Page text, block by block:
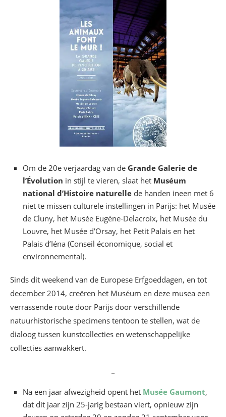
Om de 20e verjaardag van de Grande Galerie de
l’Évolution in stijl te vieren, slaat het Muséum
national d’Histoire naturelle de handen ineen met 6
niet te missen culturele instellingen in Parijs: het Musée
de Cluny, het Musée Eugène-Delacroix, het Musée du
Louvre, het Musée d’Orsay, het Petit Palais en het
Palais d’Iéna (Conseil économique, social et
environnemental).
Sinds dit weekend van de Europese Erfgoeddagen, en tot
december 2014, creëren het Muséum en deze musea een
verrassende route door Parijs door verschillende
natuurhistorische specimens tentoon te stellen, wat de
dialoog tussen kunstcollecties en wetenschappelijke
collecties aanwakkert.
Na een jaar afwezigheid opent het Musée Gaumont,
dat dit jaar zijn 25-jarig bestaan viert, opnieuw zijn